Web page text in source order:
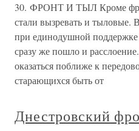
30. ФРОНТ И ТЫЛ Кроме
стали вызревать и тыловые.
при единодушной
сразу же пошло и
оказаться поближе к
старающихся быть от
Днестровский